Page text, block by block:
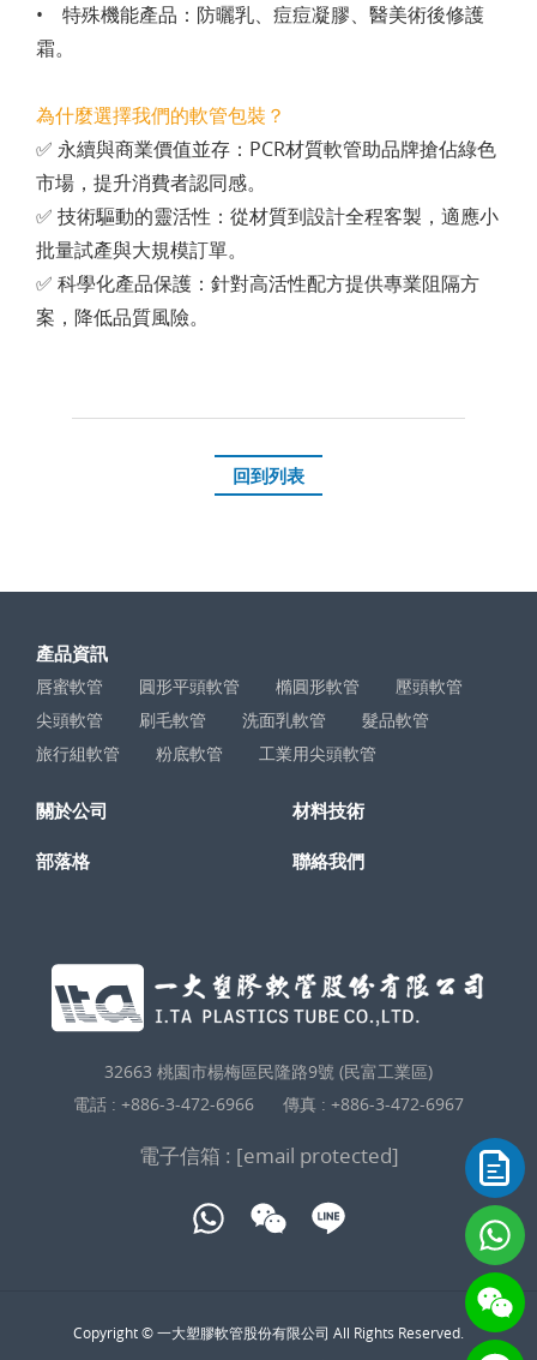
• 特殊機能產品：防曬乳、痘痘凝膠、醫美術後修護
霜。
為什麼選擇我們的軟管包裝？
✅ 永續與商業價值並存：PCR材質軟管助品牌搶佔綠色
市場，提升消費者認同感。
✅ 技術驅動的靈活性：從材質到設計全程客製，適應小
批量試產與大規模訂單。
✅ 科學化產品保護：針對高活性配方提供專業阻隔方
案，降低品質風險。
回到列表
產品資訊
唇蜜軟管 圓形平頭軟管 橢圓形軟管
壓頭軟管
尖頭軟管
刷毛軟管 洗面乳軟管
髮品軟管
旅行組軟管
粉底軟管 工業用尖頭軟管
關於公司 材料技術
部落格 聯絡我們
32663 桃園市楊梅區民隆路9號 (民富工業區)
電話 : +886-3-472-6966 傳真 : +886-3-472-6967
電子信箱 : [email protected]
Copyright © 一大塑膠軟管股份有限公司 All Rights Reserved.